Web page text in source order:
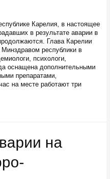
Карелия, в настоящее
в результате аварии в
Глава Карелии
республики в
психологи,
оснащена дополнительными
препаратами,
на месте работают три
на